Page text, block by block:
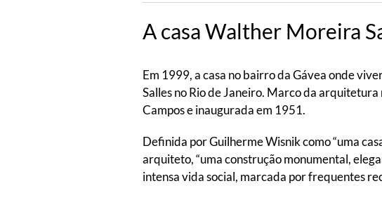
A casa Walther Moreira
Em 1999, a casa no bairro da Gávea onde
Salles no Rio de Janeiro. Marco da
Campos e inaugurada em 1951.
Definida por Guilherme Wisnik como “uma
arquiteto, “uma construção monumental,
intensa vida social, marcada por frequentes